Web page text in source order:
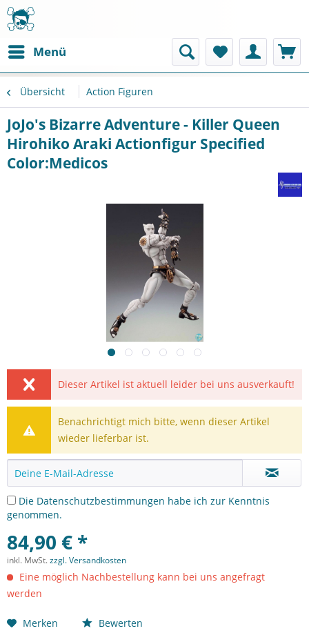
Menü
Übersicht Action Figuren
JoJo's Bizarre Adventure - Killer Queen
Hirohiko Araki Actionfigur Specified
Color:Medicos
Dieser Artikel ist aktuell leider bei uns ausverkauft!
Benachrichtigt mich bitte, wenn dieser Artikel
wieder lieferbar ist.
Die Datenschutzbestimmungen habe ich zur Kenntnis
genommen.
84,90 € *
inkl. MwSt.zzgl. Versandkosten
Eine möglich Nachbestellung kann bei uns angefragt
werden
Merken Bewerten